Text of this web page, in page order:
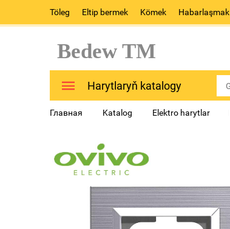
Töleg Eltip bermek Kömek Habarlaşmak
Bedew TM
Harytlaryň katalogy
Главная Katalog Elektro harytlar